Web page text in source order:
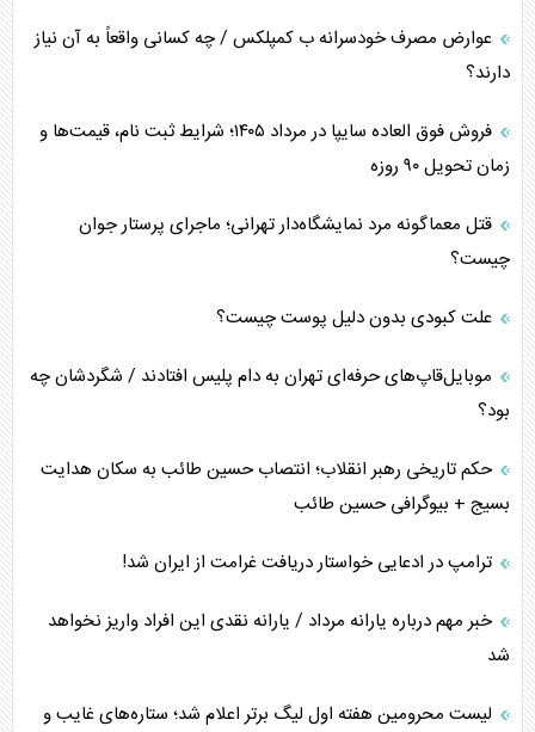
عوارض مصرف خودسرانه ب کمپلکس / چه کسانی واقعاً به آن نیاز
دارند؟
فروش فوق العاده سایپا در مرداد ۱۴۰۵؛ شرایط ثبت نام، قیمت‌ها و
زمان تحویل ۹۰ روزه
قتل معماگونه مرد نمایشگاه‌دار تهرانی؛ ماجرای پرستار جوان
چیست؟
علت کبودی بدون دلیل پوست چیست؟
موبایل‌قاپ‌های حرفه‌ای تهران به دام پلیس افتادند / شگردشان چه
بود؟
حکم تاریخی رهبر انقلاب؛ انتصاب حسین طائب به سکان هدایت
بسیج + بیوگرافی حسین طائب
ترامپ در ادعایی خواستار دریافت غرامت از ایران شد!
خبر مهم درباره یارانه مرداد / یارانه نقدی این افراد واریز نخواهد
شد
لیست محرومین هفته اول لیگ برتر اعلام شد؛ ستاره‌های غایب و